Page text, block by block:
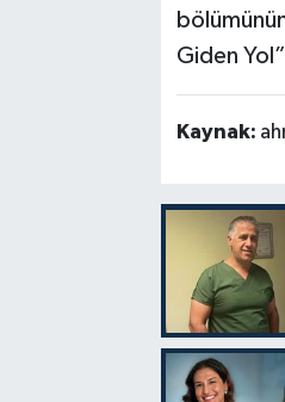
Giden
Kaynak: